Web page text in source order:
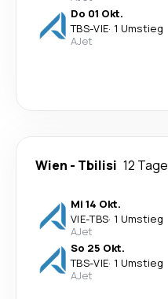
Do 01 Okt.
TBS-VIE· 1 Umstieg
AJet
Wien - Tbilisi 12 Tage
Mi 14 Okt.
VIE-TBS· 1 Umstieg
AJet
So 25 Okt.
TBS-VIE· 1 Umstieg
AJet